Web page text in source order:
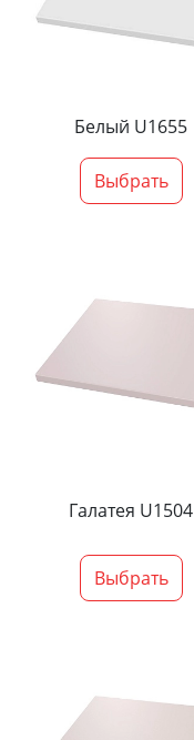
Белый U1655
Выбрать
Галатея U1504
Выбрать